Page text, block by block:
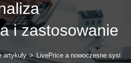
i zastosowanie
artykuły > LivePrice a nowoczesne